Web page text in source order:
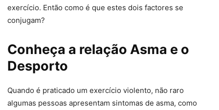
exercício. Então como é que estes dois factores se
conjugam?
Conheça a relação Asma e o
Desporto
Quando é praticado um exercício violento, não raro
algumas pessoas apresentam sintomas de asma, como